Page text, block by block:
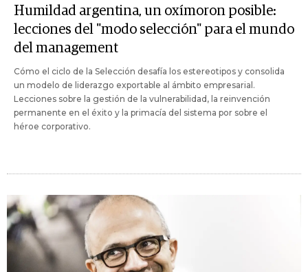
Humildad argentina, un oxímoron posible:
lecciones del "modo selección" para el mundo
del management
Cómo el ciclo de la Selección desafía los estereotipos y consolida
un modelo de liderazgo exportable al ámbito empresarial.
Lecciones sobre la gestión de la vulnerabilidad, la reinvención
permanente en el éxito y la primacía del sistema por sobre el
héroe corporativo.